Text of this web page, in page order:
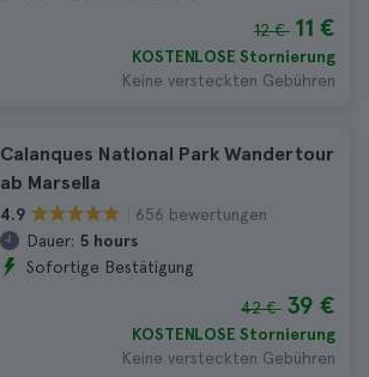
12 € 11 €
KOSTENLOSE Stornierung
Keine versteckten Gebühren
Calanques National Park Wandertour
ab Marsella
4.9
656 bewertungen
Dauer: 5 hours
Sofortige Bestätigung
42 € 39 €
KOSTENLOSE Stornierung
Keine versteckten Gebühren